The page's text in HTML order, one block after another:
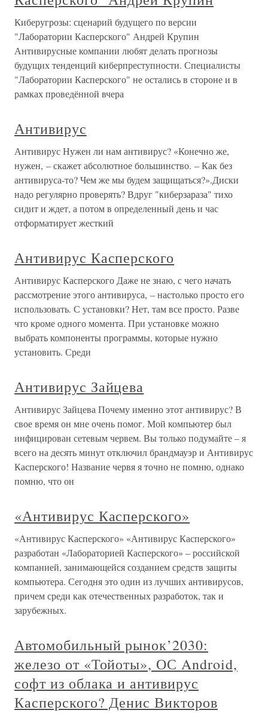
Киберугрозы: сценарий будущего по версии
"Лаборатории Касперского" Андрей Крупин
Антивирусные компании любят делать прогнозы
будущих тенденций киберпреступности. Специалисты
"Лаборатории Касперского" не остались в стороне и в
рамках проведённой вчера
Антивирус
Антивирус Нужен ли нам антивирус? «Конечно же,
нужен, – скажет абсолютное большинство. – Как без
антивируса-то? Чем же мы будем защищаться?».Диски
надо регулярно проверять? Вдруг "киберзараза" тихо
сидит и ждет, а потом в определенный день и час
отформатирует жесткий
Антивирус Касперского
Антивирус Касперского Даже не знаю, с чего начать
рассмотрение этого антивируса, – настолько просто его
использовать. С установки? Нет, там все просто. Разве
что кроме одного момента. При установке можно
выбрать компоненты программы, которые нужно
установить. Среди
Антивирус Зайцева
Антивирус Зайцева Почему именно этот антивирус? В
свое время он мне очень помог. Мой компьютер был
инфицирован сетевым червем. Вы только подумайте – я
всего на десять минут отключил брандмауэр и Антивирус
Касперского! Название червя я точно не помню, однако
помню, что он
«Антивирус Касперского»
«Антивирус Касперского» «Антивирус Касперского»
разработан «Лабораторией Касперского» – российской
компанией, занимающейся созданием средств защиты
компьютера. Сегодня это один из лучших антивирусов,
причем среди как отечественных разработок, так и
зарубежных.
Автомобильный рынок’2030:
железо от «Тойоты», ОС Android,
софт из облака и антивирус
Касперского? Денис Викторов